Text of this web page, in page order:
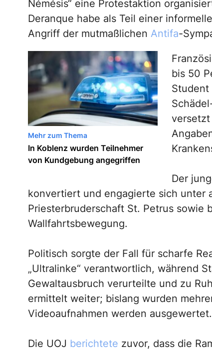
Némésis“ eine Protestaktion
Deranque habe als Teil einer
Angriff der mutmaßlichen Antifa-
Mehr zum Thema
In Koblenz wurden Teilnehmer
von Kundgebung angegriffen
bis 50
Student
versetzt
Der
konvertiert und engagierte sich unter
Priesterbruderschaft St. Petrus sowie
Wallfahrtsbewegung.
Politisch sorgte der Fall für scharfe
„Ultralinke“ verantwortlich, während
Gewaltausbruch verurteilte und zu
ermittelt weiter; bislang wurden
Videoaufnahmen werden ausgewertet.
Die UOJ berichtete zuvor, dass die